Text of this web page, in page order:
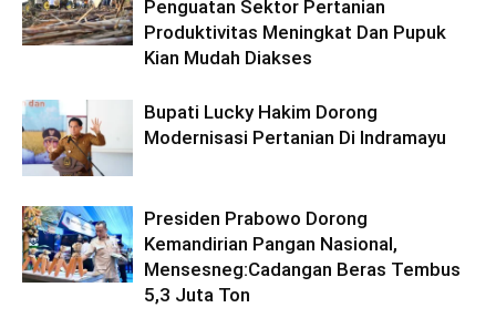
Penguatan Sektor Pertanian
Produktivitas Meningkat Dan Pupuk
Kian Mudah Diakses
Bupati Lucky Hakim Dorong
Modernisasi Pertanian Di Indramayu
Presiden Prabowo Dorong
Kemandirian Pangan Nasional,
Mensesneg:Cadangan Beras Tembus
5,3 Juta Ton